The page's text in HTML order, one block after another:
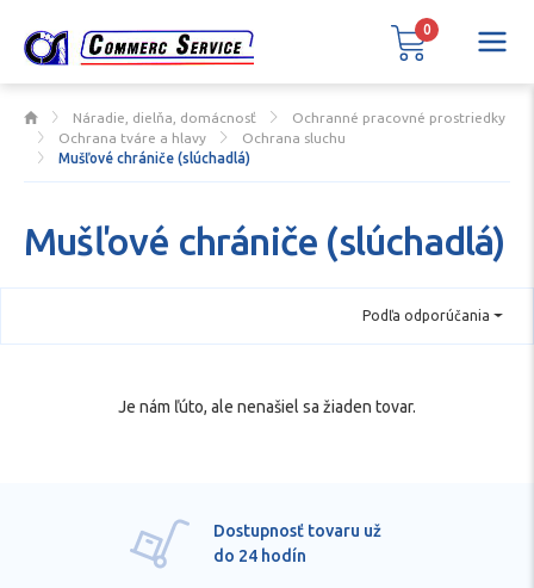
Náradie, dielňa, domácnosť
Ochranné pracovné prostriedky
Ochrana tváre a hlavy
Ochrana sluchu
Mušľové chrániče (slúchadlá)
Mušľové chrániče (slúchadlá)
Podľa odporúčania
Je nám ľúto, ale nenašiel sa žiaden tovar.
Dostupnosť tovaru už
do 24 hodín
0